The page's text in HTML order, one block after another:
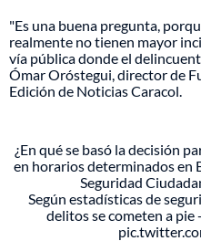
"Es una buena pregunta,
realmente no tienen mayor
vía pública donde el
Ómar Oróstegui, director de
Edición de Noticias Caracol.
¿En qué se basó la decisión
en horarios determinados en
Seguridad
Según estadísticas de
delitos se cometen a pie -